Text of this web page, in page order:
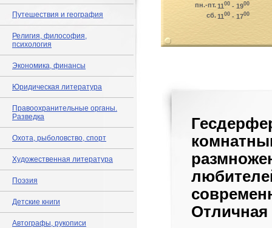
Путешествия и география
Религия, философия,
психология
Экономика, финансы
Юридическая литература
Правоохранительные органы.
Разведка
Охота, рыболовство, спорт
Художественная литература
Поэзия
Детские книги
Автографы, рукописи
пн.-пт.1100 - 1900
сб.1100 - 1700
Отличная